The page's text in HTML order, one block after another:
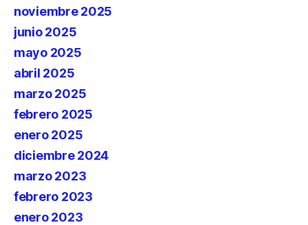
noviembre 2025
junio 2025
mayo 2025
abril 2025
marzo 2025
febrero 2025
enero 2025
diciembre 2024
marzo 2023
febrero 2023
enero 2023